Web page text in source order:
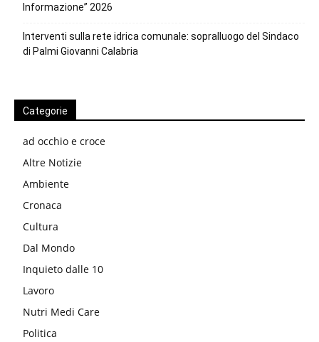
Informazione” 2026
Interventi sulla rete idrica comunale: sopralluogo del Sindaco
di Palmi Giovanni Calabria
Categorie
ad occhio e croce
Altre Notizie
Ambiente
Cronaca
Cultura
Dal Mondo
Inquieto dalle 10
Lavoro
Nutri Medi Care
Politica